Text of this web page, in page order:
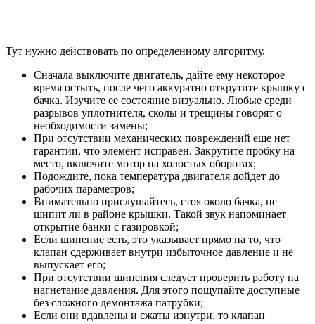
Тут нужно действовать по определенному алгоритму.
Сначала выключите двигатель, дайте ему некоторое
время остыть, после чего аккуратно открутите крышку с
бачка. Изучите ее состояние визуально. Любые среди
разрывов уплотнителя, сколы и трещины говорят о
необходимости замены;
При отсутствии механических повреждений еще нет
гарантии, что элемент исправен. Закрутите пробку на
место, включите мотор на холостых оборотах;
Подождите, пока температура двигателя дойдет до
рабочих параметров;
Внимательно прислушайтесь, стоя около бачка, не
шипит ли в районе крышки. Такой звук напоминает
открытие банки с газировкой;
Если шипение есть, это указывает прямо на то, что
клапан сдерживает внутри избыточное давление и не
выпускает его;
При отсутствии шипения следует проверить работу на
нагнетание давления. Для этого пощупайте доступные
без сложного демонтажа патрубки;
Если они вдавлены и сжаты изнутри, то клапан